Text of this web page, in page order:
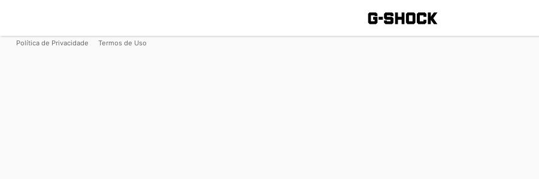
Política de Privacidade Termos de Uso